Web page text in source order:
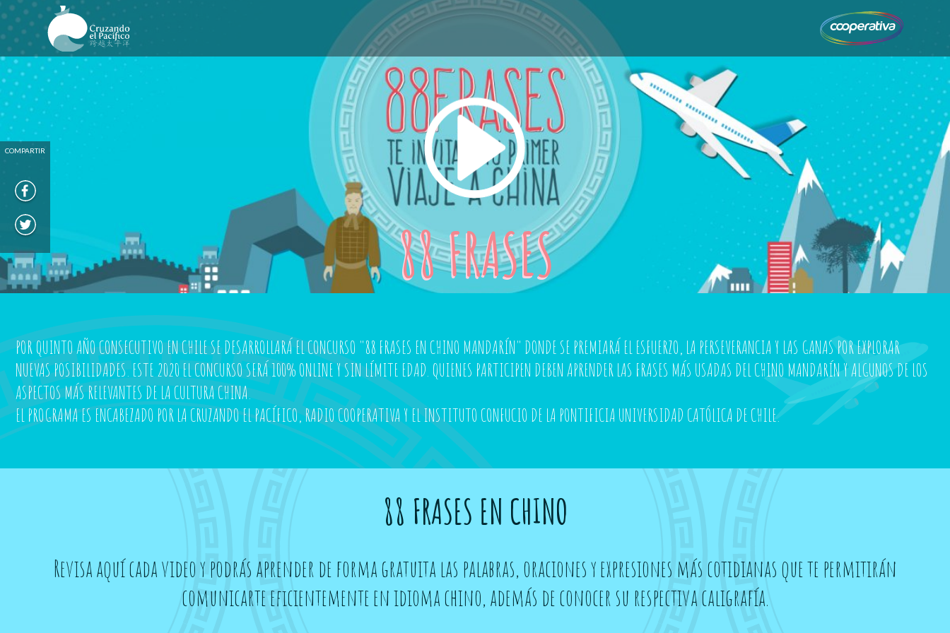
88 FRASES
COMPARTIR
COMPARTIR EN TWITTER
POR QUINTO AÑO CONSECUTIVO EN CHILE SE DESARROLLARÁ EL CONCURSO "88 FRASES EN CHINO MANDARÍN" DONDE SE PREMIARÁ EL ESFUERZO, LA PERSEVERANCIA Y LAS GANAS POR EXPLORAR
NUEVAS POSIBILIDADES. ESTE 2020 EL CONCURSO SERÁ 100% ONLINE Y SIN LÍMITE EDAD. QUIENES PARTICIPEN DEBEN APRENDER LAS FRASES MÁS USADAS DEL CHINO MANDARÍN Y ALGUNOS DE LOS
ASPECTOS MÁS RELEVANTES DE LA CULTURA CHINA.
EL PROGRAMA ES ENCABEZADO POR LA CRUZANDO EL PACÍFICO, RADIO COOPERATIVA Y EL INSTITUTO CONFUCIO DE LA PONTIFICIA UNIVERSIDAD CATÓLICA DE CHILE.
88 FRASES EN CHINO
Revisa aquí cada video y podrás aprender de forma gratuita las palabras, oraciones y expresiones más cotidianas que te permitirán
comunicarte eficientemente en idioma chino, además de conocer su respectiva caligrafía.